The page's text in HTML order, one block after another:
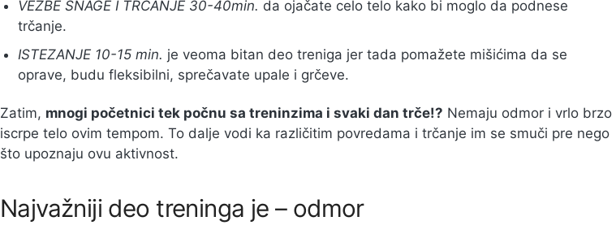
VEŽBE SNAGE I TRČANJE 30-40min. da ojačate celo telo kako bi moglo da podnese
trčanje.
ISTEZANJE 10-15 min. je veoma bitan deo treniga jer tada pomažete mišićima da se
oprave, budu fleksibilni, sprečavate upale i grčeve.
Zatim, mnogi početnici tek počnu sa treninzima i svaki dan trče!? Nemaju odmor i vrlo brzo
iscrpe telo ovim tempom. To dalje vodi ka različitim povredama i trčanje im se smuči pre nego
što upoznaju ovu aktivnost.
Najvažniji deo treninga je – odmor